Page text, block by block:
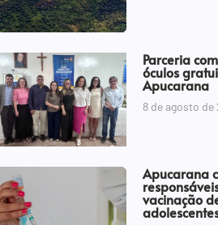
Parceria
óculos
Apucarana
8 de agosto de
Apucarana
vacinação